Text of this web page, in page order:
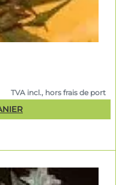
TVA incl., hors frais de port